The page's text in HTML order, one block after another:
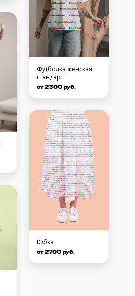
Футболка женская
стандарт
от 2300 руб.
Юбка
от 2700 руб.